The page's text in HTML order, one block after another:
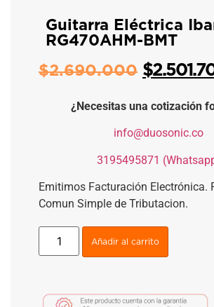
Guitarra Eléctrica
RG470AHM-BMT
$2.690.000 $
¿Necesitas una cotización
info@duosonic.co
3195495871
Emitimos Facturación Electrónica.
Comun Simple de Tributacion.
Añadir al carrito